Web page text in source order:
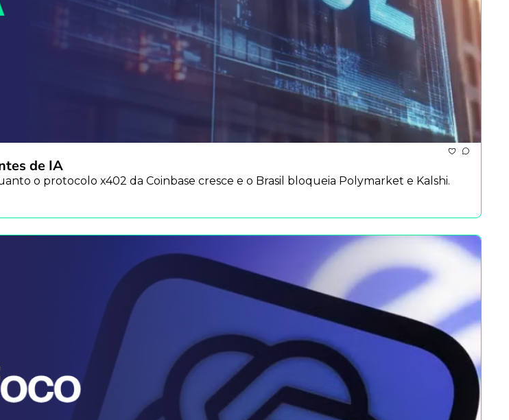
de IA
o protocolo x402 da Coinbase cresce e o Brasil bloqueia Polymarket e Kalshi.